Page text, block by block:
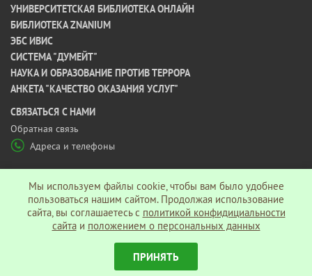
УНИВЕРСИТЕТСКАЯ БИБЛИОТЕКА ОНЛАЙН
БИБЛИОТЕКА ZNANIUM
ЭБС ИВИС
СИСТЕМА "ДУМЕЙТ"
НАУКА И ОБРАЗОВАНИЕ ПРОТИВ ТЕРРОРА
АНКЕТА "КАЧЕСТВО ОКАЗАНИЯ УСЛУГ"
CВЯЗАТЬСЯ С НАМИ
Обратная связь
Адреса и телефоны
Политика конфиденциальности
© АНО ВО «Гуманитарный университет», 2026 г.
Мы используем файлы cookie, чтобы вам было удобнее
пользоваться нашим сайтом. Продолжая использование
сайта, вы соглашаетесь c политикой конфидициальности
сайтаи положением о персональных данных
ПРИНЯТЬ